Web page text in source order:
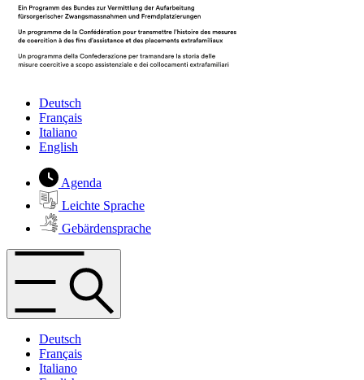
Deutsch
Français
Italiano
English
Agenda
Leichte Sprache
Gebärdensprache
Deutsch
Français
Italiano